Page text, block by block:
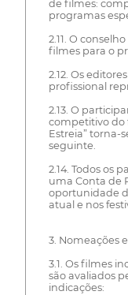
de filmes:
programas
2.11. O
filmes para o
2.12. Os
profissional
2.13. O
competitivo do
Estreia” torna-
seguinte.
2.14. Todos os
uma Conta de
oportunidade
atual e nos
3. Nomeações
3.1. Os filmes
são avaliados
indicações: